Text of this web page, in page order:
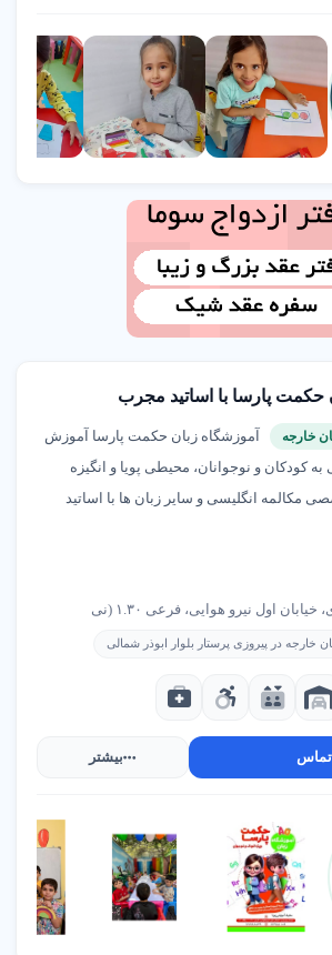
حکمت پارسا با اساتید مجرب
خارجه
آموزشگاه زبان حکمت پارسا آموزش
کودکان و نوجوانان، محیطی پویا و انگیزه‌
انگلیسی و سایر زبان‌ ها با اساتید
اول نیرو هوایی، فرعی ۱.۳۰ (نی
خارجه در پیروزی پرستار بلوار ابوذر شمالی
تماس بیشتر